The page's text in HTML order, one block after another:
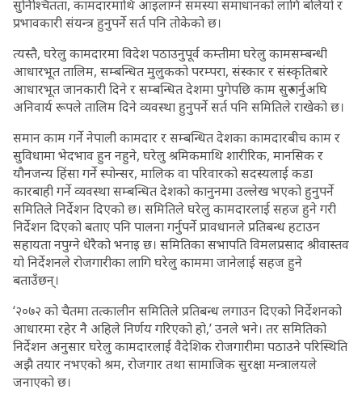
सुनिश्चितता, कामदारमाथि आइलाग्ने समस्या समाधानको लागि बलियो र
प्रभावकारी संयन्त्र हुनुपर्ने सर्त पनि तोकेको छ।
त्यस्तै, घरेलु कामदारमा विदेश पठाउनुपूर्व कम्तीमा घरेलु कामसम्बन्धी
आधारभूत तालिम, सम्बन्धित मुलुकको परम्परा, संस्कार र संस्कृतिबारे
आधारभूत जानकारी दिने र सम्बन्धित देशमा पुगेपछि काम सुरु गर्नुअघि
अनिवार्य रूपले तालिम दिने व्यवस्था हुनुपर्ने सर्त पनि समितिले राखेको छ।
समान काम गर्ने नेपाली कामदार र सम्बन्धित देशका कामदारबीच काम र
सुविधामा भेदभाव हुन नहुने, घरेलु श्रमिकमाथि शारीरिक, मानसिक र
यौनजन्य हिंसा गर्ने स्पोन्सर, मालिक वा परिवारको सदस्यलाई कडा
कारबाही गर्ने व्यवस्था सम्बन्धित देशको कानुनमा उल्लेख भएको हुनुपर्ने
समितिले निर्देशन दिएको छ। समितिले घरेलु कामदारलाई सहज हुने गरी
निर्देशन दिएको बताए पनि पालना गर्नुपर्ने प्रावधानले प्रतिबन्ध हटाउन
सहायता नपुग्ने धेरैको भनाइ छ। समितिका सभापति विमलप्रसाद श्रीवास्तव
यो निर्देशनले रोजगारीका लागि घरेलु काममा जानेलाई सहज हुने
बताउँछन्।
‘२०७२ को चैतमा तत्कालीन समितिले प्रतिबन्ध लगाउन दिएको निर्देशनको
आधारमा रहेर नै अहिले निर्णय गरिएको हो,’ उनले भने। तर समितिको
निर्देशन अनुसार घरेलु कामदारलाई वैदेशिक रोजगारीमा पठाउने परिस्थिति
अझै तयार नभएको श्रम, रोजगार तथा सामाजिक सुरक्षा मन्त्रालयले
जनाएको छ।